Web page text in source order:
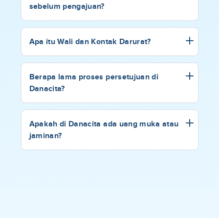
sebelum pengajuan?
Apa itu Wali dan Kontak Darurat?
Berapa lama proses persetujuan di
Danacita?
Apakah di Danacita ada uang muka atau
jaminan?